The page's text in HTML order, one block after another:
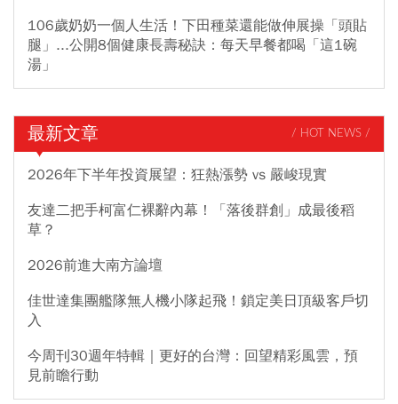
106歲奶奶一個人生活！下田種菜還能做伸展操「頭貼
腿」...公開8個健康長壽秘訣：每天早餐都喝「這1碗
湯」
最新文章 / HOT NEWS /
2026年下半年投資展望：狂熱漲勢 vs 嚴峻現實
友達二把手柯富仁裸辭內幕！「落後群創」成最後稻
草？
2026前進大南方論壇
佳世達集團艦隊無人機小隊起飛！鎖定美日頂級客戶切
入
今周刊30週年特輯｜更好的台灣：回望精彩風雲，預
見前瞻行動